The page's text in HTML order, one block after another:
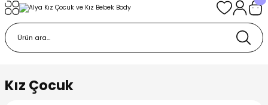
Kız Çocuk
Bere ve Eldiven
Ürünleri